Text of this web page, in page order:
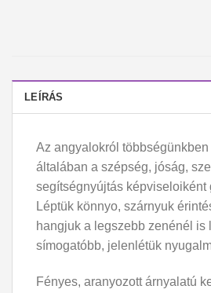
LEÍRÁS
Az angyalokról
általában a szépség, jóság,
segítségnyújtás képviseloiként
Léptük könnyo, szárnyuk
hangjuk a legszebb zenénél is
símogatóbb, jelenlétük
Fényes, aranyozott árnyalatú